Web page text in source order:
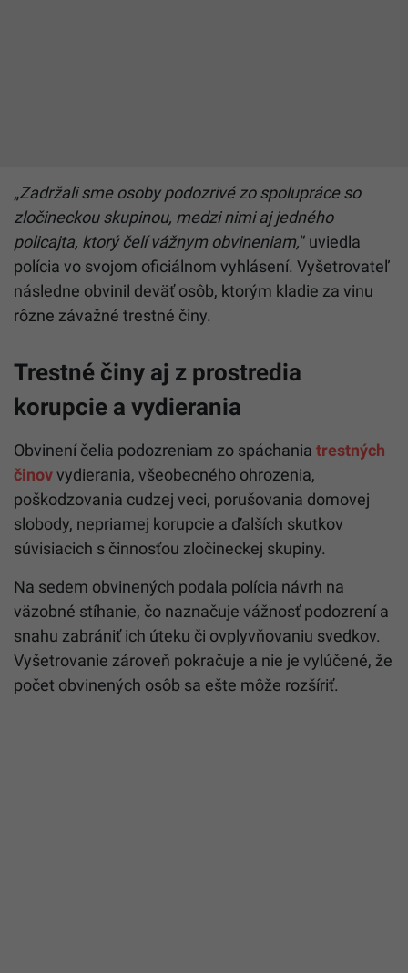
„Zadržali sme osoby podozrivé zo spolupráce so
zločineckou skupinou, medzi nimi aj jedného
policajta, ktorý čelí vážnym obvineniam,“ uviedla
polícia vo svojom oficiálnom vyhlásení. Vyšetrovateľ
následne obvinil deväť osôb, ktorým kladie za vinu
rôzne závažné trestné činy.
Trestné činy aj z prostredia
korupcie a vydierania
Obvinení čelia podozreniam zo spáchania trestných
činovvydierania, všeobecného ohrozenia,
poškodzovania cudzej veci, porušovania domovej
slobody, nepriamej korupcie a ďalších skutkov
súvisiacich s činnosťou zločineckej skupiny.
Na sedem obvinených podala polícia návrh na
väzobné stíhanie, čo naznačuje vážnosť podozrení a
snahu zabrániť ich úteku či ovplyvňovaniu svedkov.
Vyšetrovanie zároveň pokračuje a nie je vylúčené, že
počet obvinených osôb sa ešte môže rozšíriť.